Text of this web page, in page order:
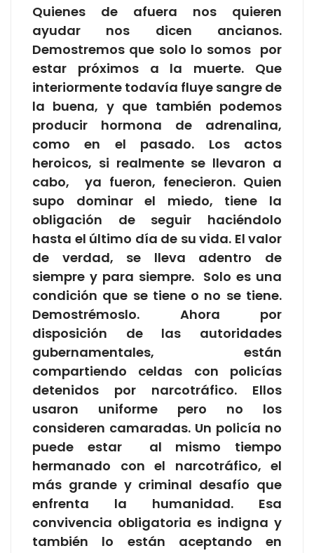
Quienes de afuera nos quieren
ayudar nos dicen ancianos.
Demostremos que solo lo somos por
estar próximos a la muerte. Que
interiormente todavía fluye sangre de
la buena, y que también podemos
producir hormona de adrenalina,
como en el pasado. Los actos
heroicos, si realmente se llevaron a
cabo, ya fueron, fenecieron. Quien
supo dominar el miedo, tiene la
obligación de seguir haciéndolo
hasta el último día de su vida. El valor
de verdad, se lleva adentro de
siempre y para siempre. Solo es una
condición que se tiene o no se tiene.
Demostrémoslo. Ahora por
disposición de las autoridades
gubernamentales, están
compartiendo celdas con policías
detenidos por narcotráfico. Ellos
usaron uniforme pero no los
consideren camaradas. Un policía no
puede estar al mismo tiempo
hermanado con el narcotráfico, el
más grande y criminal desafío que
enfrenta la humanidad. Esa
convivencia obligatoria es indigna y
también lo están aceptando en